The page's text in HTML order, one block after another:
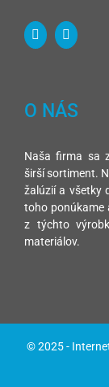
O NÁS
Naša firma sa
širší sortiment.
žalúzií a všetky
toho ponúkame
z týchto
materiálov.
© 2025 -